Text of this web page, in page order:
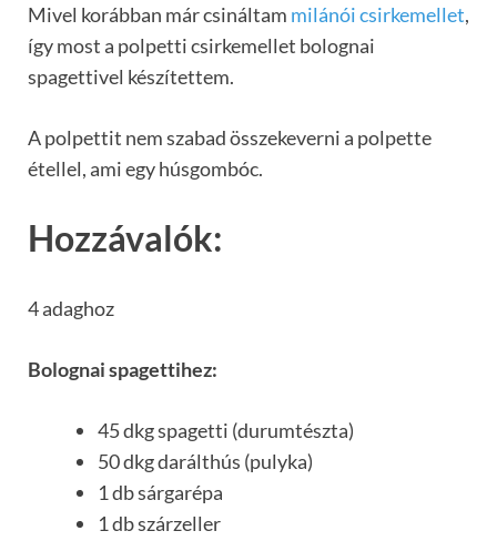
Mivel korábban már csináltam milánói csirkemellet,
így most a polpetti csirkemellet bolognai
spagettivel készítettem.
A polpettit nem szabad összekeverni a polpette
étellel, ami egy húsgombóc.
Hozzávalók:
4 adaghoz
Bolognai spagettihez:
45 dkg spagetti (durumtészta)
50 dkg darálthús (pulyka)
1 db sárgarépa
1 db szárzeller